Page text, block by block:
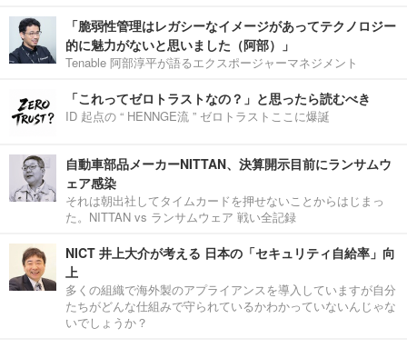
「脆弱性管理はレガシーなイメージがあってテクノロジー
的に魅力がないと思いました（阿部）」
Tenable 阿部淳平が語るエクスポージャーマネジメント
「これってゼロトラストなの？」と思ったら読むべき
ID 起点の “ HENNGE流 ” ゼロトラストここに爆誕
自動車部品メーカーNITTAN、決算開示目前にランサムウ
ェア感染
それは朝出社してタイムカードを押せないことからはじまっ
た。NITTAN vs ランサムウェア 戦い全記録
NICT 井上大介が考える 日本の「セキュリティ自給率」向
上
多くの組織で海外製のアプライアンスを導入していますが自分
たちがどんな仕組みで守られているかわかっていないんじゃな
いでしょうか？